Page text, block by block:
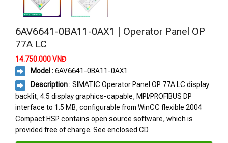
6AV6641-0BA11-0AX1 | Operator Panel OP
77A LC
14.750.000VNĐ
Model : 6AV6641-0BA11-0AX1
Description: SIMATIC Operator Panel OP 77A LC display
backlit, 4.5 display graphics-capable, MPI/PROFIBUS DP
interface to 1.5 MB, configurable from WinCC flexible 2004
Compact HSP contains open source software, which is
provided free of charge. See enclosed CD